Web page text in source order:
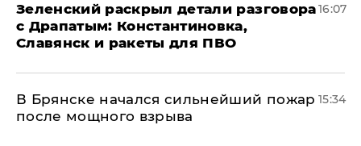
​Зеленский раскрыл детали разговора
с Драпатым: Константиновка,
Славянск и ракеты для ПВО
16:07
В Брянске начался сильнейший пожар
после мощного взрыва
15:34